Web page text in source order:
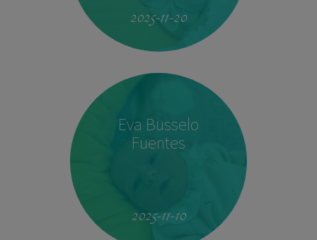
2025-11-20
Eva Busselo
Fuentes
2025-11-10